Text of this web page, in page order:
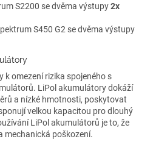
S2200 se dvěma výstupy2x
S450 G2 se dvěma výstupy
k omezení rizika spojeného s
LiPol akumulátory dokáží
a nízké hmotnosti, poskytovat
velkou kapacitou pro dlouhý
LiPol akumulátorů je to, že
mechanická poškození.